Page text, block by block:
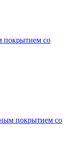
покрытием cо
покрытием cо